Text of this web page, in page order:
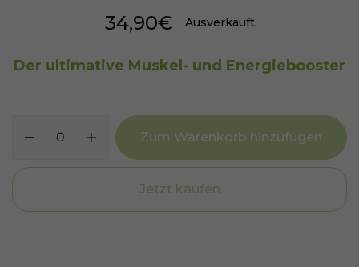
34,90€ Ausverkauft
Der ultimative Muskel- und Energiebooster
Zum Warenkorb hinzufügen
Jetzt kaufen